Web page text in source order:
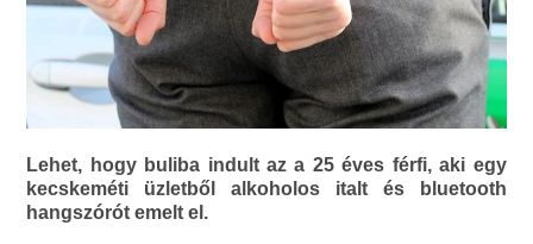
Lehet, hogy buliba indult az a 25 éves férfi, aki egy
kecskeméti üzletből alkoholos italt és bluetooth
hangszórót emelt el.